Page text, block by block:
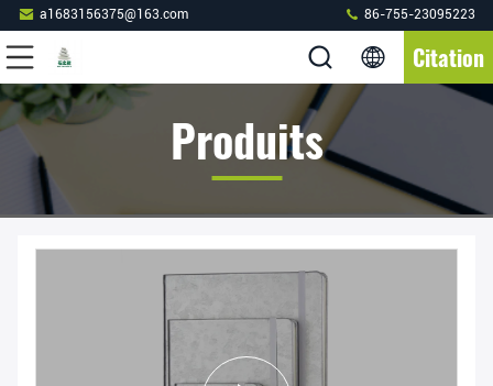
a1683156375@163.com 86-755-23095223
Citation
Produits